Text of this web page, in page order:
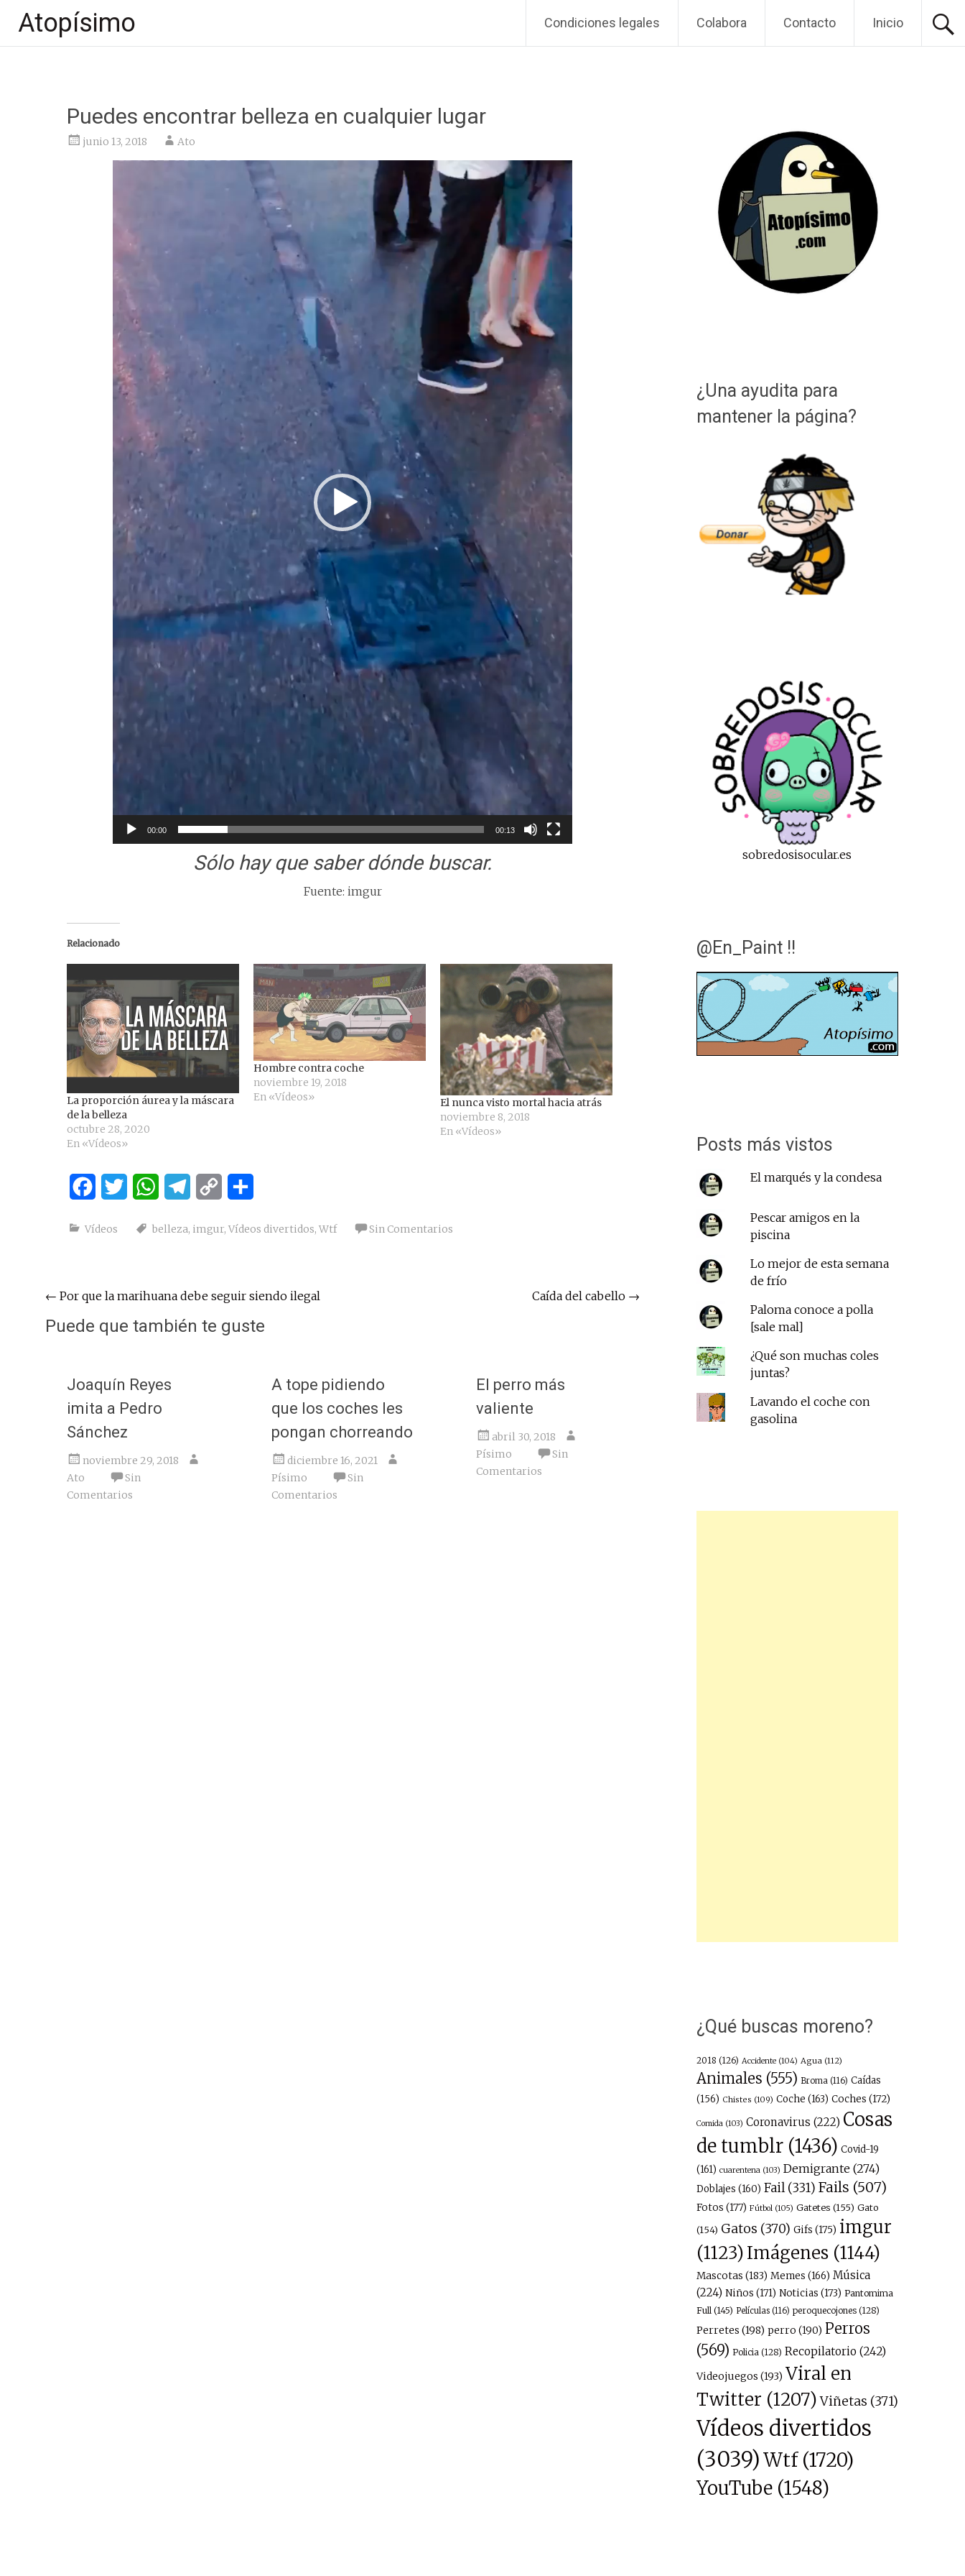
Atopísimo Condiciones legales Colabora Contacto Inicio
Puedes encontrar belleza en cualquier lugar
junio 13, 2018 Ato
00:00 00:13
Sólo hay que saber dónde buscar.
Fuente: imgur
Relacionado
La proporción áurea y la máscara
de la belleza
octubre 28, 2020
En «Vídeos»
Hombre contra coche
noviembre 19, 2018
En «Vídeos»
El nunca visto mortal hacia atrás
noviembre 8, 2018
En «Vídeos»
FacebookTwitter WhatsAppTelegram
Copy
Vídeos belleza, imgur, Vídeos divertidos, Wtf Sin Comentarios
Navegación
de
← Por que la marihuana debe seguir siendo ilegal Caída del cabello →
Puede que también te guste
Joaquín Reyes
imita a Pedro
Sánchez
noviembre 29, 2018
Ato
Sin
Comentarios
A tope pidiendo
que los coches les
pongan chorreando
diciembre 16, 2021
Písimo
Sin
Comentarios
El perro más
valiente
abril 30, 2018
Písimo
Sin
Comentarios
¿Una ayudita para
mantener la página?
sobredosisocular.es
@En_Paint !!
Posts más vistos
El marqués y la condesa
Pescar amigos en la
piscina
Lo mejor de esta semana
de frío
Paloma conoce a polla
[sale mal]
¿Qué son muchas coles
juntas?
Lavando el coche con
gasolina
¿Qué buscas moreno?
2018 (126) Accidente(104) Agua(112)
Animales (555) Broma(116) Caídas
(156) Chistes (109) Coche (163) Coches (172)
Comida(103) Coronavirus (222) Cosas
de tumblr(1436) Covid-19
(161) cuarentena(103) Demigrante(274)
Doblajes (160) Fail(331) Fails (507)
Fotos (177) Fútbol(105) Gatetes (155) Gato
(154) Gatos (370) Gifs (175) imgur
(1123) Imágenes(1144)
Mascotas (183) Memes (166) Música
(224) Niños (171) Noticias (173) Pantomima
Full(145) Películas(116) peroquecojones(128)
Perretes (198) perro (190) Perros
(569) Policia(128) Recopilatorio (242)
Videojuegos (193) Viral en
Twitter (1207) Viñetas (371)
Vídeos divertidos
(3039)Wtf(1720)
YouTube(1548)